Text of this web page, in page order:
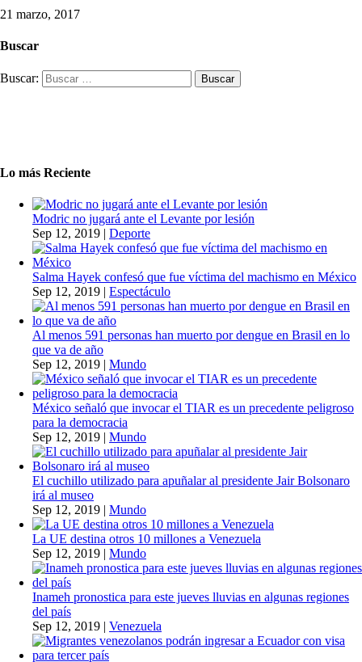
21 marzo, 2017
Buscar
Buscar:
Lo más Reciente
Modric no jugará ante el Levante por lesión
Sep 12, 2019 | Deporte
Salma Hayek confesó que fue víctima del machismo en México
Sep 12, 2019 | Espectáculo
Al menos 591 personas han muerto por dengue en Brasil en lo
que va de año
Sep 12, 2019 | Mundo
México señaló que invocar el TIAR es un precedente peligroso
para la democracia
Sep 12, 2019 | Mundo
El cuchillo utilizado para apuñalar al presidente Jair Bolsonaro
irá al museo
Sep 12, 2019 | Mundo
La UE destina otros 10 millones a Venezuela
Sep 12, 2019 | Mundo
Inameh pronostica para este jueves lluvias en algunas regiones
del país
Sep 12, 2019 | Venezuela